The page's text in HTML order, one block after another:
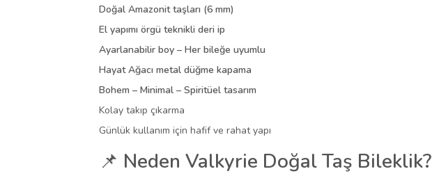
Doğal Amazonit taşları (6 mm)
El yapımı örgü teknikli deri ip
Ayarlanabilir boy – Her bileğe uyumlu
Hayat Ağacı metal düğme kapama
Bohem – Minimal – Spiritüel tasarım
Kolay takıp çıkarma
Günlük kullanım için hafif ve rahat yapı
📌 Neden Valkyrie Doğal Taş Bileklik?